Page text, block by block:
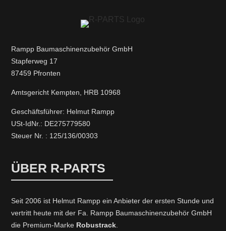
Rampp Baumaschinenzubehör GmbH
Stapferweg 17
87459 Pfronten
Amtsgericht Kempten, HRB 10968
Geschäftsführer: Helmut Rampp
USt-IdNr.: DE275779580
Steuer Nr. : 125/136/00303
ÜBER R-PARTS
Seit 2006 ist Helmut Rampp ein An­bieter der ersten Stunde und
vertritt heute mit der Fa. Rampp Baumaschinenzubehör GmbH
die Premium-Marke Robustrack